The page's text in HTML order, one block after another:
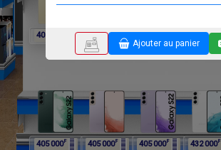
Ajouter au panier
405 000 405 000 F F 405 000F
405 000F 405 000F 405 000F 432 000F